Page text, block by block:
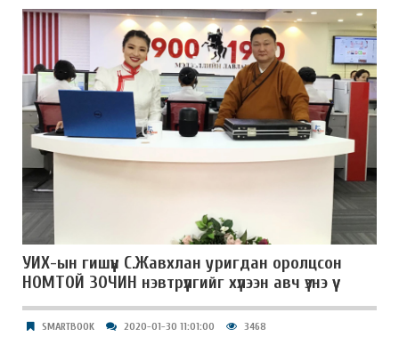
УИХ-ын гишүүн С.Жавхлан уригдан оролцсон
НОМТОЙ ЗОЧИН нэвтрүүлгийг хүлээн авч үзнэ үү
SMARTBOOK 2020-01-30 11:01:00 3468